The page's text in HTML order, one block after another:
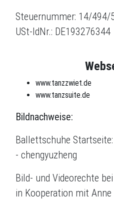
Steuernummer: 14/494/
USt-IdNr.: DE193276344
www.tanzzwiet.de
www.tanzsuite.de
Bildnachweise:
Ballettschuhe
- chengyuzheng
Bild- und Videorechte
in Kooperation mit